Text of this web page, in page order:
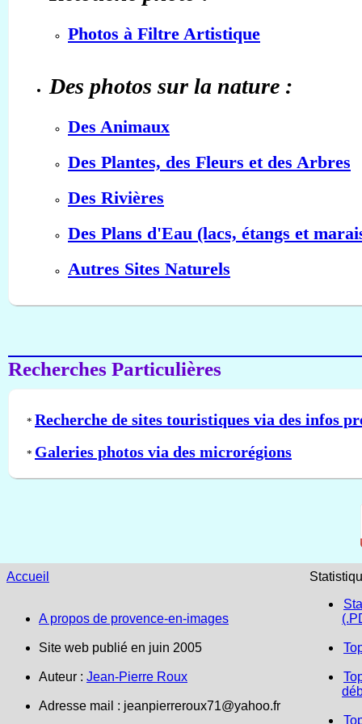
Photos à Filtre Artistique
Des photos sur la nature :
Des Animaux
Des Plantes, des Fleurs et des Arbres
Des Rivières
Des Plans d'Eau (lacs, étangs et
Autres Sites Naturels
Recherches Particulières
* Recherche de sites touristiques via des infos
* Galeries photos via des microrégions
Accueil
A propos de provence-en-images
Site web publié en juin 2005
Auteur : Jean-Pierre Roux
Adresse mail : jeanpierreroux71@yahoo.fr